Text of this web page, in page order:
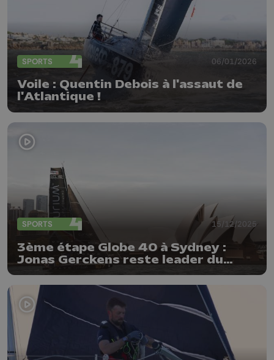
SPORTS 06/01/2026
Voile : Quentin Debois à l'assaut de
l'Atlantique !
SPORTS 15/12/2025
3ème étape Globe 40 à Sydney :
Jonas Gerckens reste leader du
classement général